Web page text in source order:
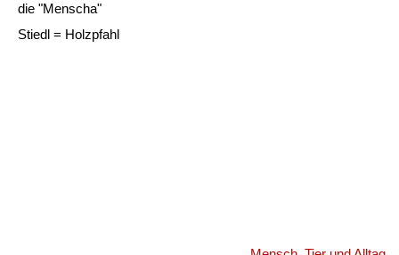
die "Menscha"
Stiedl = Holzpfahl